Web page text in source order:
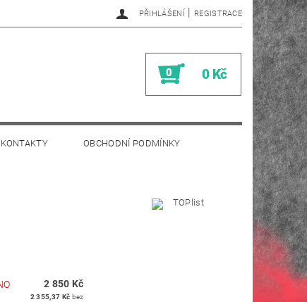
PŘIHLÁŠENÍ | REGISTRACE
0 0 Kč
KONTAKTY OBCHODNÍ PODMÍNKY
2 850 Kč
2 355,37 Kč bez